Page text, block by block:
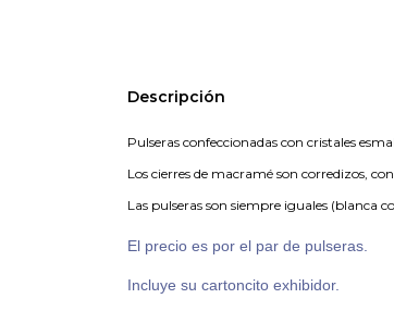
Descripción
Pulseras confeccionadas con cristales
Los cierres de macramé son corredizos,
Las pulseras son siempre iguales (blanca
El precio es por el par de pulseras.
Incluye su cartoncito exhibidor.